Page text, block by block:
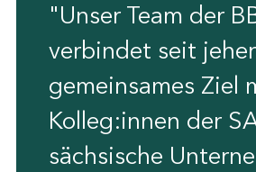
"Unser Team der
verbindet seit
gemeinsames Ziel
Kolleg:innen der
sächsische